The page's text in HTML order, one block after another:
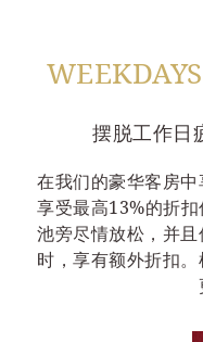
摆脱工作日
在我们的豪华客房中
享受最高13%的折
池旁尽情放松，并
时，享有额外折扣